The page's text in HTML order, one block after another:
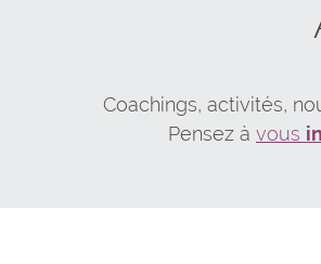
Coachings, activités,
Pensez à vous